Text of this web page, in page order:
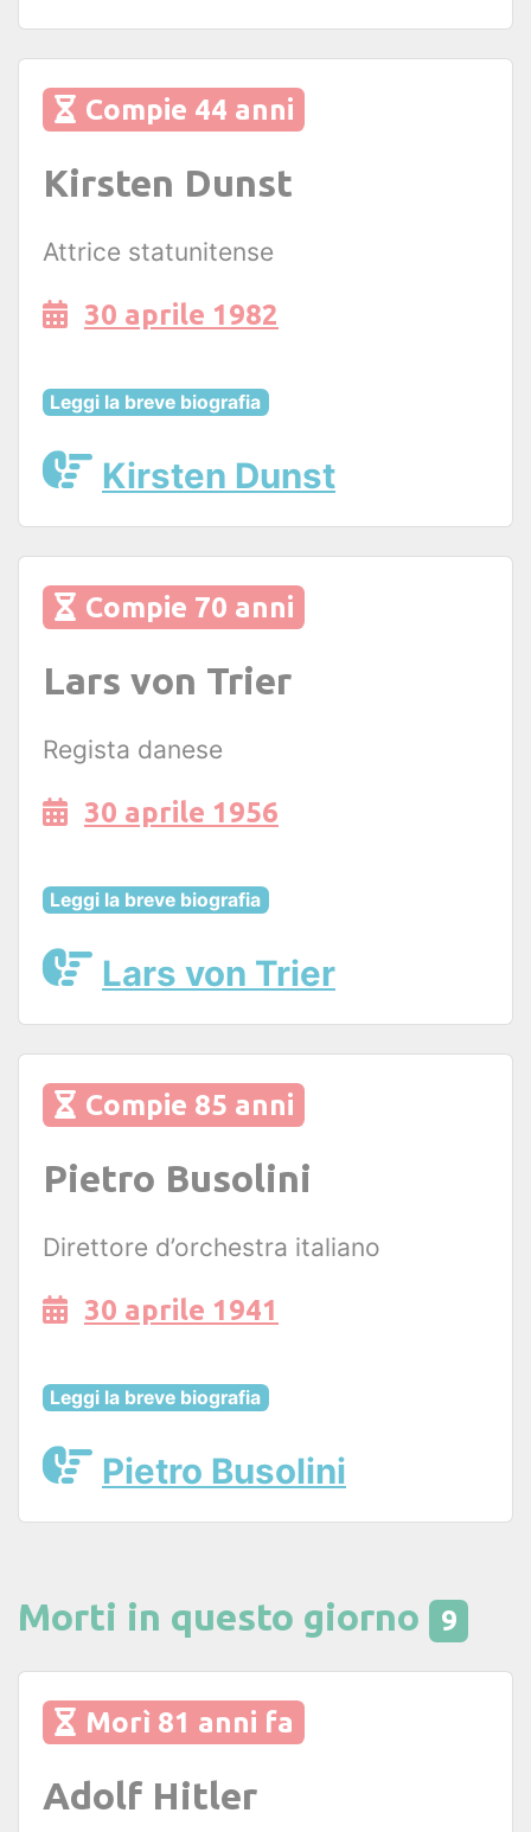
Compie 44 anni
Kirsten Dunst
Attrice statunitense
30 aprile 1982
Leggi la breve biografia
Kirsten Dunst
Compie 70 anni
Lars von Trier
Regista danese
30 aprile 1956
Leggi la breve biografia
Lars von Trier
Compie 85 anni
Pietro Busolini
Direttore d’orchestra italiano
30 aprile 1941
Leggi la breve biografia
Pietro Busolini
Morti in questo giorno 9
Morì 81 anni fa
Adolf Hitler